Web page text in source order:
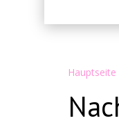
Hauptseite